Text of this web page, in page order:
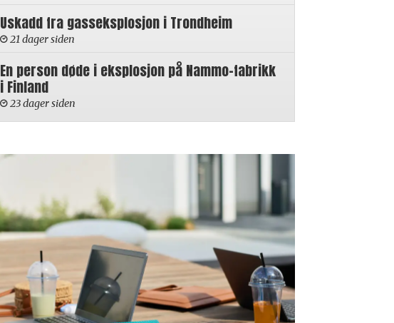
Uskadd fra gasseksplosjon i Trondheim
21 dager siden
En person døde i eksplosjon på Nammo-fabrikk
i Finland
23 dager siden